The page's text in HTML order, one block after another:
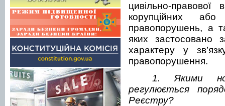
цивільно-правової
корупційних
правопорушень, а
яких застосовано
характеру у
правопорушення.
1. Якими
регулюється
Реєстру?